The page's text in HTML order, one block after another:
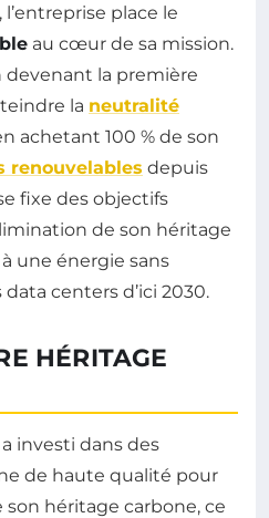
place le
au cœur de sa mission.
devenant la première
la neutralité
achetant 100 % de son
renouvelables depuis
fixe des objectifs
de son héritage
une énergie sans
centers d’ici 2030.
HÉRITAGE
investi dans des
de haute qualité pour
son héritage carbone, ce